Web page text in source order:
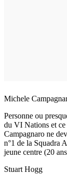
Michele
Personne ou
du VI Nations et ce
Campagnaro ne
n°1 de la Squadra
jeune centre (20
Stuart Hogg